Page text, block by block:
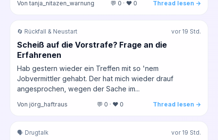
Von tanja_nitazen_warnung 💬 0 · ❤️ 0 Thread lesen →
🔄 Rückfall & Neustart vor 19 Std.
Scheiß auf die Vorstrafe? Frage an die
Erfahrenen
Hab gestern wieder ein Treffen mit so 'nem
Jobvermittler gehabt. Der hat mich wieder drauf
angesprochen, wegen der Sache im...
Von jörg_haftraus 💬 0 · ❤️ 0 Thread lesen →
🗣️ Drugtalk vor 19 Std.